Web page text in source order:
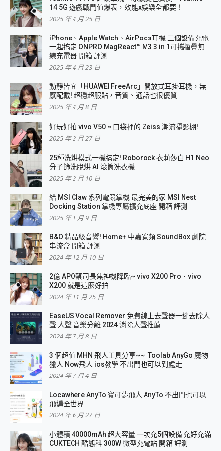
14 5G 遊戲戰鬥值爆表，效能x娛樂全都要！
2025 年 4 月 25 日
iPhone、Apple Watch、AirPods耳機 三個設備充電
一起搞定 ONPRO MagReact™ M3 3 in 1可攜摺疊無
線充電器 開箱 評測
2025 年 4 月 23 日
動靜皆宜「HUAWEI FreeArc」開放式耳掛耳機，無
感配戴! 超穩超服貼，音質、通話也很優質
2025 年 4 月 8 日
好玩好拍 vivo V50 ~ 口袋裡的 Zeiss 潮流攝影棚!
2025 年 2 月 27 日
25種洗烘模式一機搞定! Roborock 衣莉莎白 H1 Neo
分子篩洗脫烘 AI 滾筒洗衣機
2025 年 2 月 10 日
給 MSI Claw 系列電競掌機 最完美的家 MSI Nest
Docking Station 掌機專屬擴充底座 開箱 評測
2025 年 1 月 9 日
B&O 精品級音響! Home+ 中嘉寬頻 SoundBox 劇院
串流盒 開箱 評測
2024 年 12 月 10 日
2億 APO蔡司長焦神機降臨~ vivo X200 Pro、vivo
X200 就是這麼好拍
2024 年 11 月 25 日
EaseUS Vocal Remover 免費線上去聲器一鍵去除人
聲 人聲 音樂分離 2024 消除人聲推薦
2024 年 7 月 8 日
3 個超值 MHN 飛人工具分享~~ iToolab AnyGo 魔物
獵人 Now飛人 ios教學 不出門也可以到處走
2024 年 7 月 4 日
Locawhere AnyTo 寶可夢飛人 AnyTo 不出門也可以
飛遍全世界
2024 年 6 月 27 日
小體積 40000mAh 超大容量 一次充5個設備 充好充滿
CUKTECH 酷態科 300W 微型充電站 開箱 評測